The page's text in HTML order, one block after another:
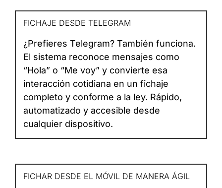
FICHAJE DESDE TELEGRAM
¿Prefieres Telegram? También funciona.
El sistema reconoce mensajes como
“Hola” o “Me voy” y convierte esa
interacción cotidiana en un fichaje
completo y conforme a la ley. Rápido,
automatizado y accesible desde
cualquier dispositivo.
FICHAR DESDE EL MÓVIL DE MANERA ÁGIL